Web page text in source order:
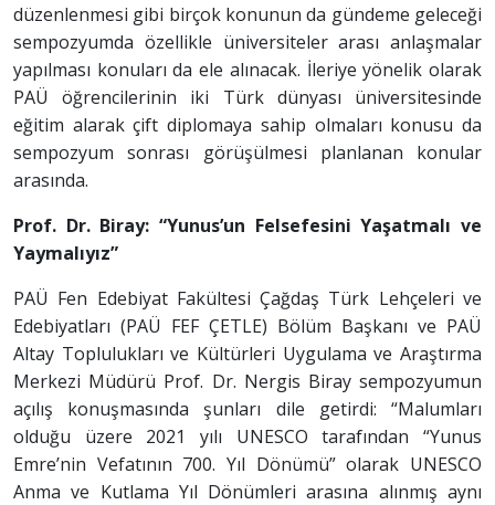
düzenlenmesi gibi birçok konunun da gündeme geleceği
sempozyumda özellikle üniversiteler arası anlaşmalar
yapılması konuları da ele alınacak. İleriye yönelik olarak
PAÜ öğrencilerinin iki Türk dünyası üniversitesinde
eğitim alarak çift diplomaya sahip olmaları konusu da
sempozyum sonrası görüşülmesi planlanan konular
arasında.
Prof. Dr. Biray: “Yunus’un Felsefesini Yaşatmalı ve
Yaymalıyız”
PAÜ Fen Edebiyat Fakültesi Çağdaş Türk Lehçeleri ve
Edebiyatları (PAÜ FEF ÇETLE) Bölüm Başkanı ve PAÜ
Altay Toplulukları ve Kültürleri Uygulama ve Araştırma
Merkezi Müdürü Prof. Dr. Nergis Biray sempozyumun
açılış konuşmasında şunları dile getirdi: “Malumları
olduğu üzere 2021 yılı UNESCO tarafından “Yunus
Emre’nin Vefatının 700. Yıl Dönümü” olarak UNESCO
Anma ve Kutlama Yıl Dönümleri arasına alınmış aynı